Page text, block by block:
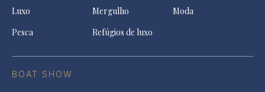
Luxo
Mergulho
Moda
Pesca
Refúgios de luxo
BOAT SHOW